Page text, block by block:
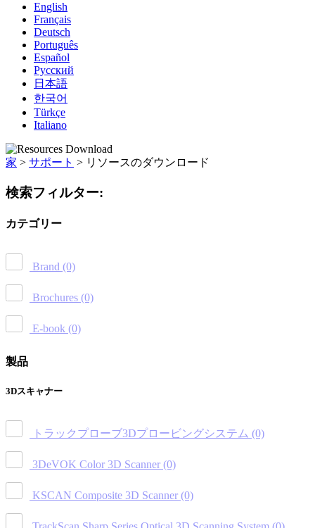
English
Français
Deutsch
Português
Español
Русский
日本語
한국어
Türkçe
Italiano
家 > サポート > リソースのダウンロード
検索フィルター:
カテゴリー
Brand (0)
Brochures (0)
E-book (0)
製品
3Dスキャナー
トラックプローブ3Dプロービングシステム (0)
3DeVOK Color 3D Scanner (0)
KSCAN Composite 3D Scanner (0)